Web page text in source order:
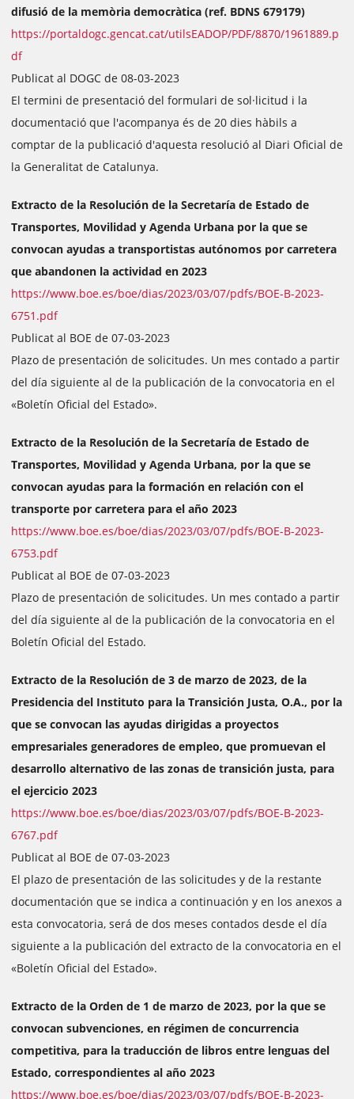
difusió de la memòria democràtica (ref. BDNS 679179)
https://portaldogc.gencat.cat/utilsEADOP/PDF/8870/1961889.p
df
Publicat al DOGC de 08-03-2023
El termini de presentació del formulari de sol·licitud i la
documentació que l'acompanya és de 20 dies hàbils a
comptar de la publicació d'aquesta resolució al Diari Oficial de
la Generalitat de Catalunya.
Extracto de la Resolución de la Secretaría de Estado de
Transportes, Movilidad y Agenda Urbana por la que se
convocan ayudas a transportistas autónomos por carretera
que abandonen la actividad en 2023
https://www.boe.es/boe/dias/2023/03/07/pdfs/BOE-B-2023-
6751.pdf
Publicat al BOE de 07-03-2023
Plazo de presentación de solicitudes. Un mes contado a partir
del día siguiente al de la publicación de la convocatoria en el
«Boletín Oficial del Estado».
Extracto de la Resolución de la Secretaría de Estado de
Transportes, Movilidad y Agenda Urbana, por la que se
convocan ayudas para la formación en relación con el
transporte por carretera para el año 2023
https://www.boe.es/boe/dias/2023/03/07/pdfs/BOE-B-2023-
6753.pdf
Publicat al BOE de 07-03-2023
Plazo de presentación de solicitudes. Un mes contado a partir
del día siguiente al de la publicación de la convocatoria en el
Boletín Oficial del Estado.
Extracto de la Resolución de 3 de marzo de 2023, de la
Presidencia del Instituto para la Transición Justa, O.A., por la
que se convocan las ayudas dirigidas a proyectos
empresariales generadores de empleo, que promuevan el
desarrollo alternativo de las zonas de transición justa, para
el ejercicio 2023
https://www.boe.es/boe/dias/2023/03/07/pdfs/BOE-B-2023-
6767.pdf
Publicat al BOE de 07-03-2023
El plazo de presentación de las solicitudes y de la restante
documentación que se indica a continuación y en los anexos a
esta convocatoria, será de dos meses contados desde el día
siguiente a la publicación del extracto de la convocatoria en el
«Boletín Oficial del Estado».
Extracto de la Orden de 1 de marzo de 2023, por la que se
convocan subvenciones, en régimen de concurrencia
competitiva, para la traducción de libros entre lenguas del
Estado, correspondientes al año 2023
https://www.boe.es/boe/dias/2023/03/07/pdfs/BOE-B-2023-